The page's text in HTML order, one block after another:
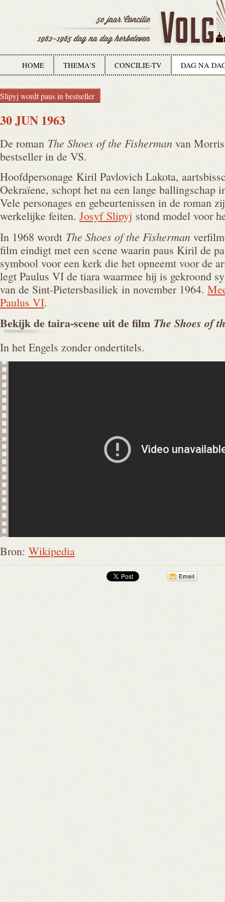
HOME THEMA'S CONCILIE-TV DAG NA
Slipyj wordt paus in bestseller
30 JUN 1963
De roman The Shoes of the Fisherman van
bestseller in de VS.
Hoofdpersonage Kiril Pavlovich Lakota,
Oekraïene, schopt het na een lange
Vele personages en gebeurtenissen in de roman
werkelijke feiten. Josyf Slipyj stond model voor
In 1968 wordt The Shoes of the Fisherman
film eindigt met een scene waarin paus Kiril de
symbool voor een kerk die het opneemt voor de
legt Paulus VI de tiara waarmee hij is gekroond
van de Sint-Pietersbasiliek in november 1964.
Paulus VI.
Bekijk de taira-scene uit de film The Shoes of
In het Engels zonder ondertitels.
Bron: Wikipedia